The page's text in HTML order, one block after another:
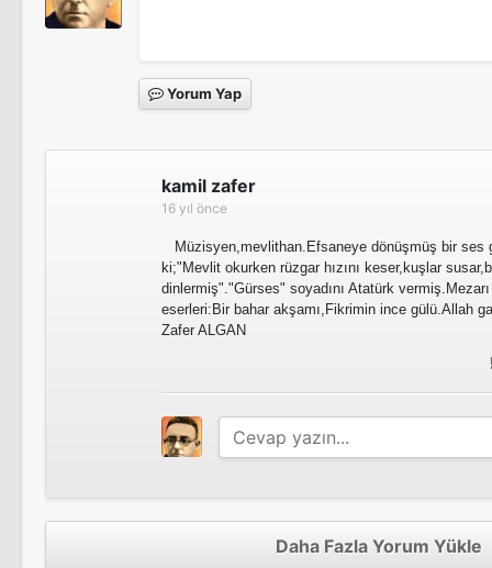
Yorum Yap
kamil zafer
16 yıl önce
Müzisyen,mevlithan.Efsaneye dönüşmüş bir ses
ki;"Mevlit okurken rüzgar hızını keser,kuşlar
dinlermiş"."Gürses" soyadını Atatürk vermiş.Mezarı
eserleri:Bir bahar akşamı,Fikrimin ince gülü.Allah
Zafer ALGAN
Daha Fazla Yorum Yükle